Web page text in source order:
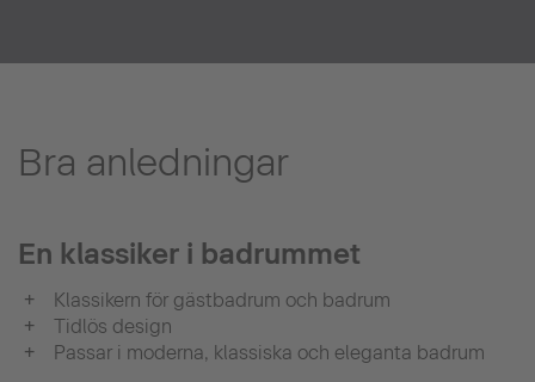
Bra anledningar
En klassiker i badrummet
Klassikern för gästbadrum och badrum
Tidlös design
Passar i moderna, klassiska och eleganta badrum